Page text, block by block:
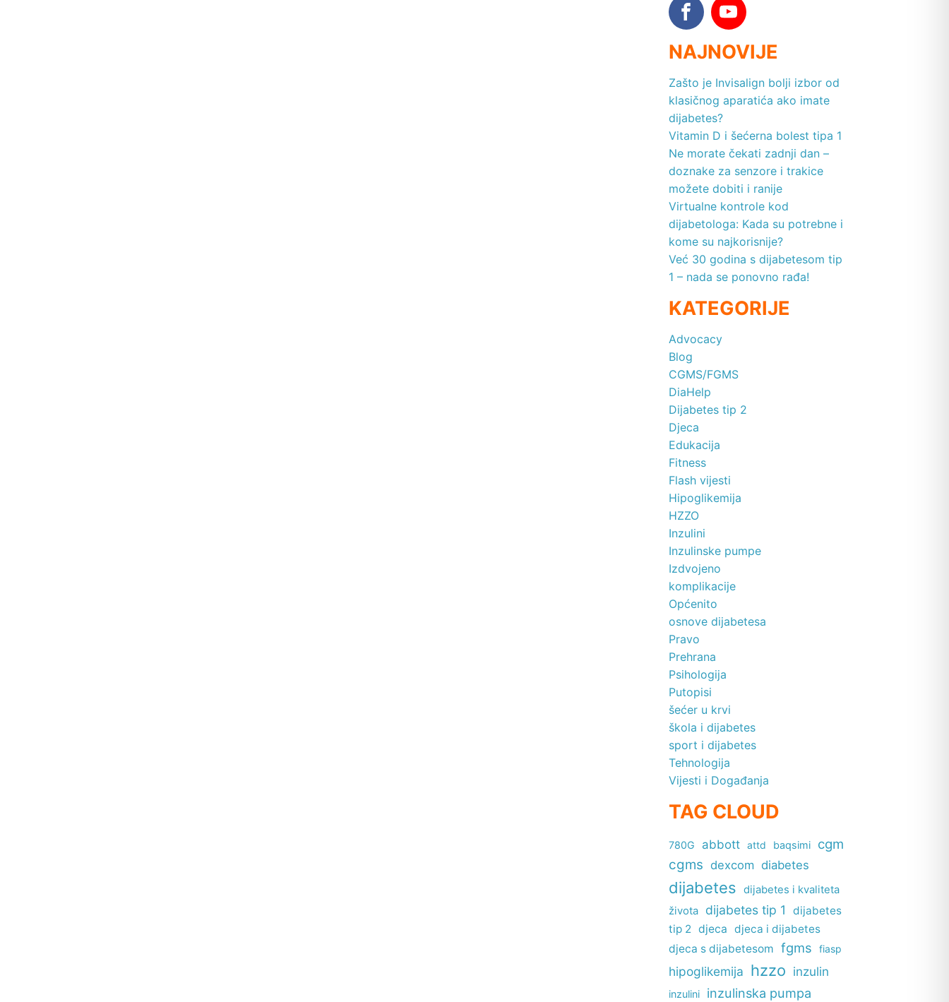
NAJNOVIJE
Zašto je Invisalign bolji izbor od
klasičnog aparatića ako imate
dijabetes?
Vitamin D i šećerna bolest tipa 1
Ne morate čekati zadnji dan –
doznake za senzore i trakice
možete dobiti i ranije
Virtualne kontrole kod
dijabetologa: Kada su potrebne i
kome su najkorisnije?
Već 30 godina s dijabetesom tip
1 – nada se ponovno rađa!
KATEGORIJE
Advocacy
Blog
CGMS/FGMS
DiaHelp
Dijabetes tip 2
Djeca
Edukacija
Fitness
Flash vijesti
Hipoglikemija
HZZO
Inzulini
Inzulinske pumpe
Izdvojeno
komplikacije
Općenito
osnove dijabetesa
Pravo
Prehrana
Psihologija
Putopisi
šećer u krvi
škola i dijabetes
sport i dijabetes
Tehnologija
Vijesti i Događanja
TAG CLOUD
780G abbott attd baqsimi cgm
cgms dexcom diabetes
dijabetes
dijabetes i kvaliteta
života
dijabetes tip 1
dijabetes
tip 2 djeca djeca i dijabetes
djeca s dijabetesom fgms fiasp
hipoglikemija hzzo inzulin
inzulini inzulinska pumpa